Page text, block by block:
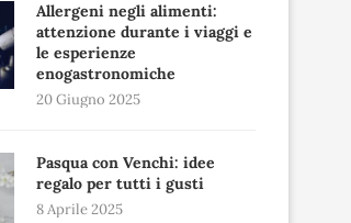
Allergeni negli alimenti:
attenzione durante i viaggi e
le esperienze
enogastronomiche
20 Giugno 2025
Pasqua con Venchi: idee
regalo per tutti i gusti
8 Aprile 2025